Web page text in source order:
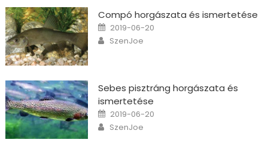
Compó horgászata és ismertetése
Posted on
2019-06-20
Author
SzenJoe
Sebes pisztráng horgászata és
ismertetése
Posted on
2019-06-20
Author
SzenJoe